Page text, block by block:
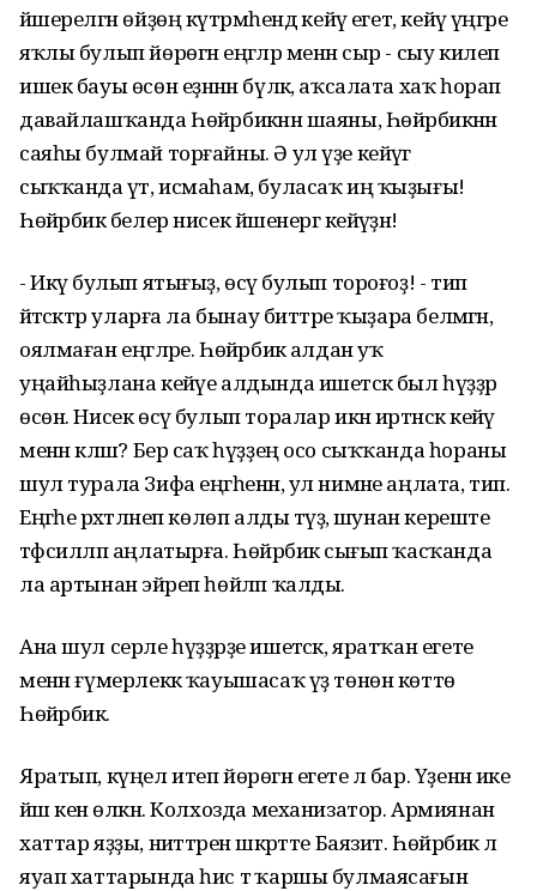
йәшерелгән өйҙөң күтәрмәһендә кейәү егет, кейәү үңгәре
яҡлы булып йөрөгән еңгәләр менән сыр - сыу килеп
ишек бауы өсөн еҙнәнән бүләк, аҡсалата хаҡ һорап
давайлашҡанда Һөйәрбикәнән шаяны, Һөйәрбикәнән
саяһы булмай торғайны. Ә ул үҙе кейәүгә
сыҡҡанда үәт, исмаһам, буласаҡ иң ҡыҙығы!
Һөйәрбикә белер нисек йәшенергә кейәүҙән!
- Икәү булып ятығыҙ, өсәү булып тороғоҙ! - тип
әйтәсәктәр уларға ла бынау биттәре ҡыҙара белмәгән,
оялмаған еңгәләре. Һөйәрбикә алдан уҡ
уңайһыҙлана кейәүе алдында ишетәсәк был һүҙҙәр
өсөн. Нисек өсәү булып торалар икән иртәнсәк кейәү
менән кәләш? Бер саҡ һүҙҙең осо сыҡҡанда һораны
шул турала Зифа еңгәһенән, ул нимәне аңлата, тип.
Еңгәһе рәхәтләнеп көлөп алды тәүҙә, шунан кереште
тәфсилләп аңлатырға. Һөйәрбикә сығып ҡасҡанда
ла артынан эйәреп һөйләп ҡалды.
Ана шул серле һүҙҙәрҙе ишетәсәк, яратҡан егете
менән ғүмерлеккә ҡауышасаҡ үҙ төнөн көттө
Һөйәрбикә.
Яратып, күңел итеп йөрөгән егете лә бар. Үҙенән ике
йәш кенә өлкән. Колхозда механизатор. Армиянан
хаттар яҙҙы, ниәттәрен әшкәртте Баязит. Һөйәрбикә лә
яуап хаттарында һис тә ҡаршы булмаясағын